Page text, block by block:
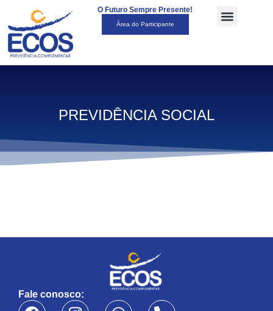
O Futuro Sempre Presente!
Área do Participante
PREVIDÊNCIA SOCIAL
Fale conosco: